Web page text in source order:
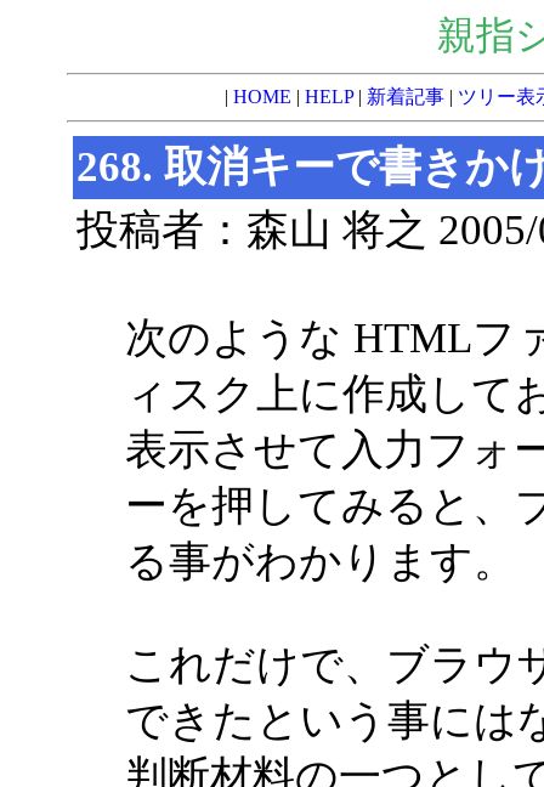
親指
| HOME | HELP| 新着記事 | ツリー表
268. 取消キーで書きか
投稿者：森山 将之
次のような HTMLフ
ィスク上に作成して
表示させて入力フォ
ーを押してみると、
る事がわかります。
これだけで、ブラウ
できたという事には
判断材料の一つとし